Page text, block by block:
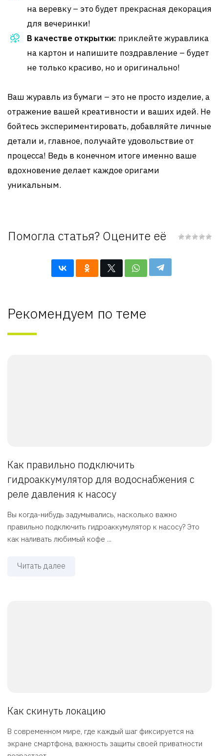
на веревку – это будет прекрасная декорация
для вечеринки!
В качестве открытки: приклейте журавлика
на картон и напишите поздравление – будет
не только красиво, но и оригинально!
Ваш журавль из бумаги – это не просто изделие, а
отражение вашей креативности и ваших идей. Не
бойтесь экспериментировать, добавляйте личные
детали и, главное, получайте удовольствие от
процесса! Ведь в конечном итоге именно ваше
вдохновение делает каждое оригами
уникальным.
Помогла статья? Оцените её
Рекомендуем по теме
Как правильно подключить
гидроаккумулятор для водоснабжения с
реле давления к насосу
Вы когда-нибудь задумывались, насколько важно
правильно подключить гидроаккумулятор к насосу? Это
как наливать любимый кофе ...
Читать далее
Как скинуть локацию
В современном мире, где каждый шаг фиксируется на
экране смартфона, важность защиты своей приватности